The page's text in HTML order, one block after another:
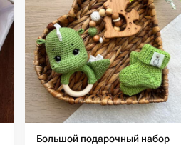
Большой подарочный набор